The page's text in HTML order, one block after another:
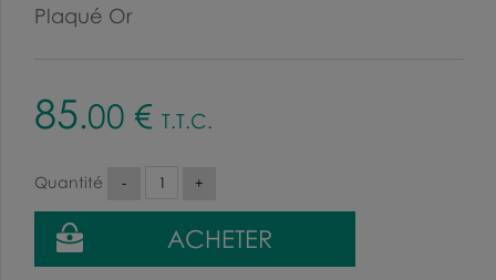
Plaqué Or
85.00 € T.T.C.
Quantité